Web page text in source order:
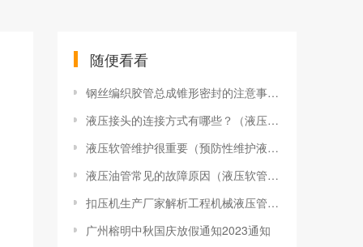
随便看看
钢丝编织胶管总成锥形密封的注意事项（软管接头的螺纹形式）
液压接头的连接方式有哪些？（液压管接头如何接）
液压软管维护很重要（预防性维护液压软管的好处）
液压油管常见的故障原因（液压软管三个常见的故障）
扣压机生产厂家解析工程机械液压管路系统故障原因
广州榕明中秋国庆放假通知2023通知